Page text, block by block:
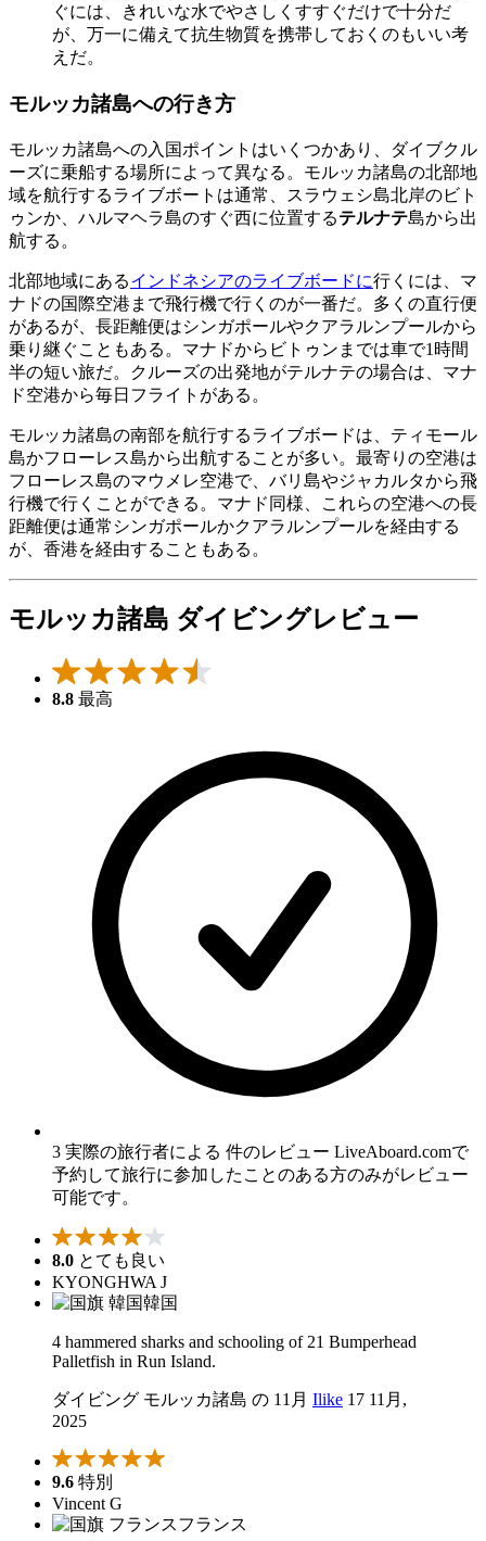
ぐには、きれいな水でやさしくすすぐだけで十分だ
が、万一に備えて抗生物質を携帯しておくのもいい考
えだ。
モルッカ諸島への行き方
モルッカ諸島への入国ポイントはいくつかあり、ダイブクル
ーズに乗船する場所によって異なる。モルッカ諸島の北部地
域を航行するライブボートは通常、スラウェシ島北岸のビト
ゥンか、ハルマヘラ島のすぐ西に位置するテルナテ島から出
航する。
北部地域にあるインドネシアのライブボードに行くには、マ
ナドの国際空港まで飛行機で行くのが一番だ。多くの直行便
があるが、長距離便はシンガポールやクアラルンプールから
乗り継ぐこともある。マナドからビトゥンまでは車で1時間
半の短い旅だ。クルーズの出発地がテルナテの場合は、マナ
ド空港から毎日フライトがある。
モルッカ諸島の南部を航行するライブボードは、ティモール
島かフローレス島から出航することが多い。最寄りの空港は
フローレス島のマウメレ空港で、バリ島やジャカルタから飛
行機で行くことができる。マナド同様、これらの空港への長
距離便は通常シンガポールかクアラルンプールを経由する
が、香港を経由することもある。
モルッカ諸島 ダイビングレビュー
8.8 最高
3 実際の旅行者による 件のレビュー LiveAboard.comで
予約して旅行に参加したことのある方のみがレビュー
可能です。
8.0 とても良い
KYONGHWA J
韓国
4 hammered sharks and schooling of 21 Bumperhead
Palletfish in Run Island.
ダイビング モルッカ諸島 の 11月 Ilike 17 11月,
2025
9.6 特別
Vincent G
フランス